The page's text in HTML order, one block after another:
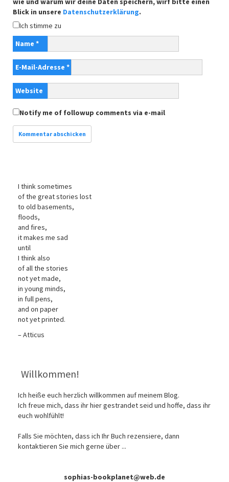
Blick in unsere Datenschutzerklärung.
Ich stimme zu
Name *
E-Mail-Adresse *
Website
Notify me of followup comments via e-mail
I think sometimes
of the great stories lost
to old basements,
floods,
and fires,
it makes me sad
until
I think also
of all the stories
not yet made,
in young minds,
in full pens,
and on paper
not yet printed.
– Atticus
Willkommen!
Ich heiße euch herzlich willkommen auf meinem Blog.
Ich freue mich, dass ihr hier gestrandet seid und hoffe, dass ihr
euch wohlfühlt!
Falls Sie möchten, dass ich Ihr Buch rezensiere, dann
kontaktieren Sie mich gerne über ...
sophias-bookplanet@web.de